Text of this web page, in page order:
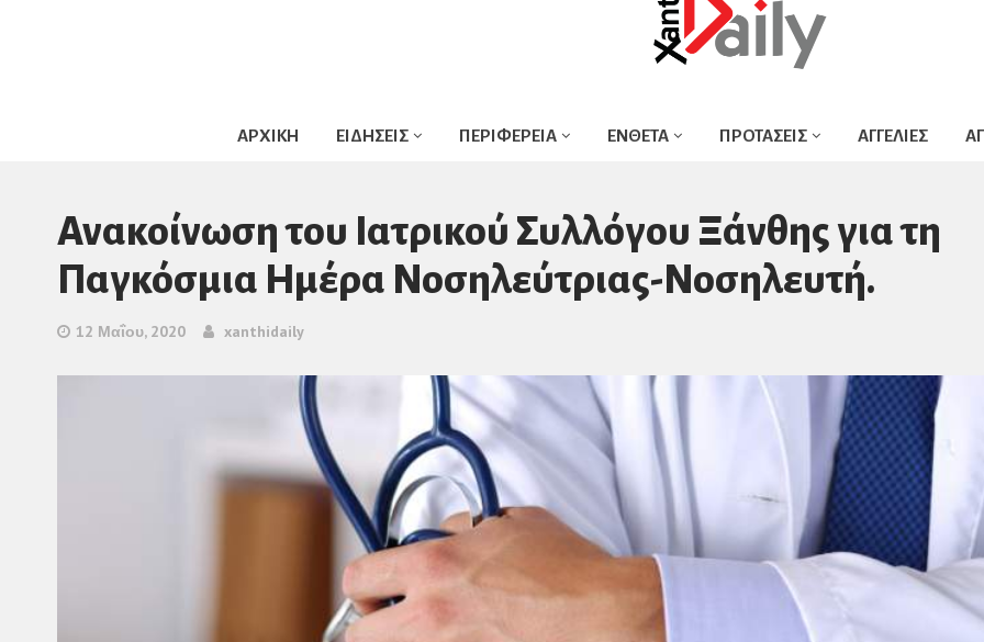
ΑΡΧΙΚΗ ΕΙΔΗΣΕΙΣ ΠΕΡΙΦΕΡΕΙΑ ΕΝΘΕΤΑ ΠΡΟΤΑΣΕΙΣ ΑΓΓΕΛΙΕΣ
Ανακοίνωση του Ιατρικού Συλλόγου Ξάνθης για τη
Παγκόσμια Ημέρα Νοσηλεύτριας-Νοσηλευτή.
12 Μαΐου, 2020 xanthidaily